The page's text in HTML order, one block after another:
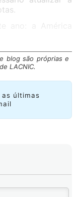
blog são próprias e
LACNIC.
últimas